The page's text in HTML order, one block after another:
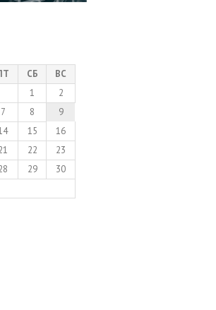
СБ
ВС
1
2
7 8
9
15
16
22
23
29
30